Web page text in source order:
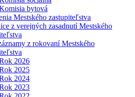
bytová
Mestského zastupiteľstva
z verejných zasadnutí Mestského
z rokovaní Mestského
2026
2025
2024
2023